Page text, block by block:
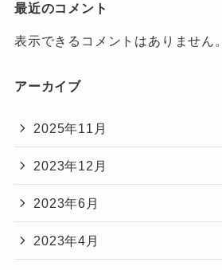
最近のコメント
表示できるコメントはありません。
アーカイブ
2025年11月
2023年12月
2023年6月
2023年4月